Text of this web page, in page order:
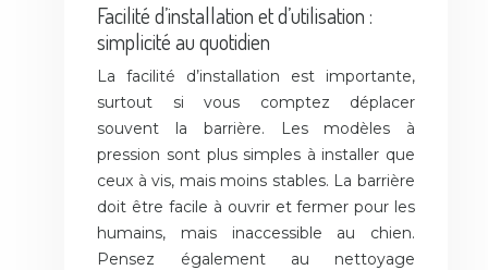
Facilité d’installation et d’utilisation :
simplicité au quotidien
La facilité d’installation est importante,
surtout si vous comptez déplacer
souvent la barrière. Les modèles à
pression sont plus simples à installer que
ceux à vis, mais moins stables. La barrière
doit être facile à ouvrir et fermer pour les
humains, mais inaccessible au chien.
Pensez également au nettoyage